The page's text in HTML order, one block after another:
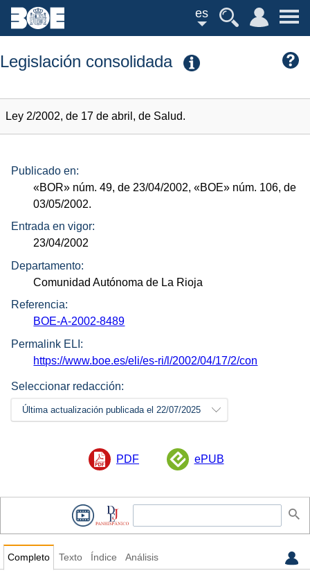
es
Legislación consolidada
Ley 2/2002, de 17 de abril, de Salud.
Publicado en:
«BOR» núm. 49, de 23/04/2002,«BOE» núm. 106, de
03/05/2002.
Entrada en vigor:
23/04/2002
Departamento:
Comunidad Autónoma de La Rioja
Referencia:
BOE-A-2002-8489
Permalink ELI:
https://www.boe.es/eli/es-ri/l/2002/04/17/2/con
Seleccionar redacción:
Última actualización publicada el 22/07/2025
PDF ePUB
Completo Texto Índice Análisis